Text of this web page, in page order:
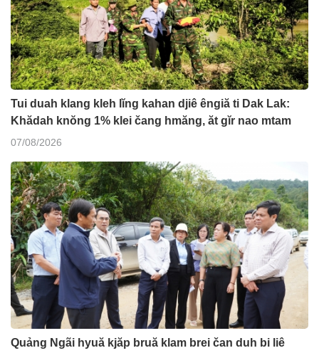
Tui duah klang kleh lĭng kahan djiê êngiă ti Dak Lak:
Khădah knŏng 1% klei čang hmăng, ăt gĭr nao mtam
07/08/2026
Quảng Ngãi hyuă kjăp bruă klam brei čan duh bi liê